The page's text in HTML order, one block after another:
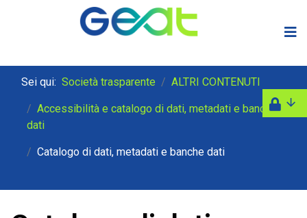
Sei qui: Società trasparente ALTRI CONTENUTI
Accessibilità e catalogo di dati, metadati e banche
dati
Catalogo di dati, metadati e banche dati